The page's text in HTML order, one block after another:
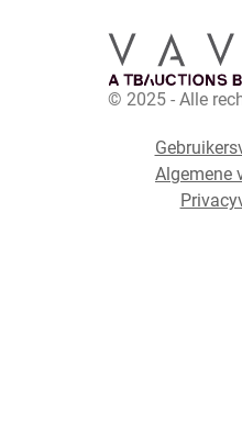
© 2025 - Alle
Algemene